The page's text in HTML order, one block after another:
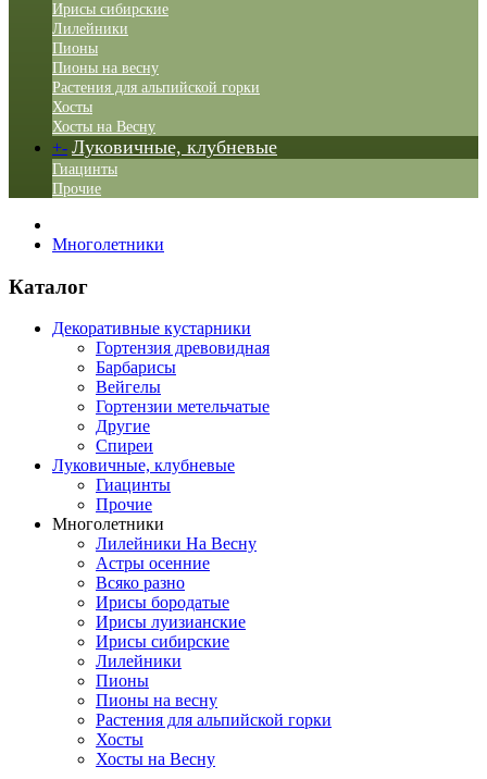
Ирисы сибирские
Лилейники
Пионы
Пионы на весну
Растения для альпийской горки
Хосты
Хосты на Весну
+- Луковичные, клубневые
Гиацинты
Прочие
Многолетники
Каталог
Декоративные кустарники
Гортензия древовидная
Барбарисы
Вейгелы
Гортензии метельчатые
Другие
Спиреи
Луковичные, клубневые
Гиацинты
Прочие
Многолетники
Лилейники На Весну
Астры осенние
Всяко разно
Ирисы бородатые
Ирисы луизианские
Ирисы сибирские
Лилейники
Пионы
Пионы на весну
Растения для альпийской горки
Хосты
Хосты на Весну